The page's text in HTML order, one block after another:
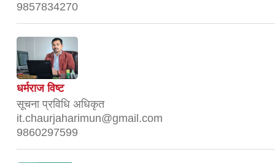
9857834270
धर्मराज विष्ट
सूचना प्रविधि अधिकृत
it.chaurjaharimun@gmail.com
9860297599